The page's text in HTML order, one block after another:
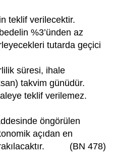
teklif verilecektir.
%3’ünden az
tutarda geçici
süresi, ihale
takvim günüdür.
teklif verilemez.
öngörülen
açıdan en
(BN 478)